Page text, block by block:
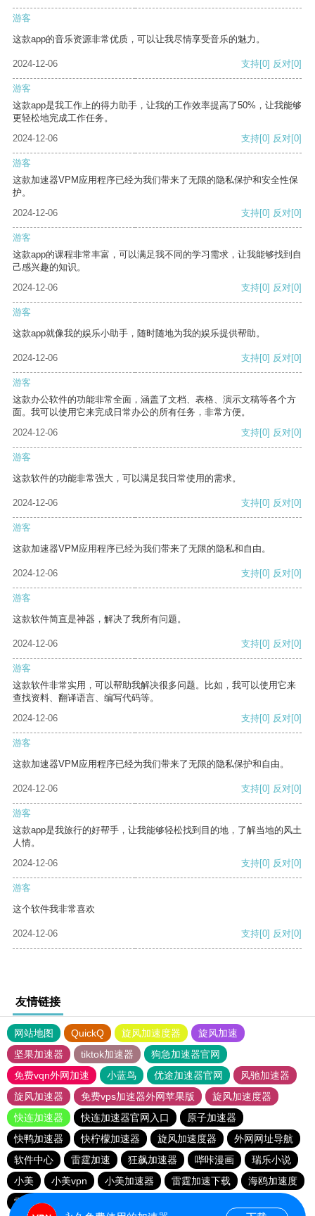
游客
这款app的音乐资源非常优质，可以让我尽情享受音乐的魅力。
2024-12-06 支持[0] 反对[0]
游客
这款app是我工作上的得力助手，让我的工作效率提高了50%，让我能够
更轻松地完成工作任务。
2024-12-06
支持[0] 反对[0]
游客
这款加速器VPM应用程序已经为我们带来了无限的隐私保护和安全性保
护。
2024-12-06
支持[0] 反对[0]
游客
这款app的课程非常丰富，可以满足我不同的学习需求，让我能够找到自
己感兴趣的知识。
2024-12-06
支持[0] 反对[0]
游客
这款app就像我的娱乐小助手，随时随地为我的娱乐提供帮助。
2024-12-06 支持[0] 反对[0]
游客
这款办公软件的功能非常全面，涵盖了文档、表格、演示文稿等各个方
面。我可以使用它来完成日常办公的所有任务，非常方便。
2024-12-06
支持[0] 反对[0]
游客
这款软件的功能非常强大，可以满足我日常使用的需求。
2024-12-06 支持[0] 反对[0]
游客
这款加速器VPM应用程序已经为我们带来了无限的隐私和自由。
2024-12-06 支持[0] 反对[0]
游客
这款软件简直是神器，解决了我所有问题。
2024-12-06 支持[0] 反对[0]
游客
这款软件非常实用，可以帮助我解决很多问题。比如，我可以使用它来
查找资料、翻译语言、编写代码等。
2024-12-06
支持[0] 反对[0]
游客
这款加速器VPM应用程序已经为我们带来了无限的隐私保护和自由。
2024-12-06 支持[0] 反对[0]
游客
这款app是我旅行的好帮手，让我能够轻松找到目的地，了解当地的风土
人情。
2024-12-06
支持[0] 反对[0]
游客
这个软件我非常喜欢
2024-12-06 支持[0] 反对[0]
友情链接
网站地图 QuickQ 旋风加速度器
旋风加速
坚果加速器
tiktok加速器
狗急加速器官网
免费vqn外网加速
小蓝鸟 优途加速器官网
风驰加速器
旋风加速器
免费vps加速器外网苹果版
旋风加速度器
快连加速器
快连加速器官网入口
原子加速器
快鸭加速器
快柠檬加速器 旋风加速度器
外网网址导航
软件中心
雷霆加速 狂飙加速器 哔咔漫画
瑞乐小说
小美
小美vpn 小美加速器 雷霆加速下载
海鸥加速度
雷霆加速版ins